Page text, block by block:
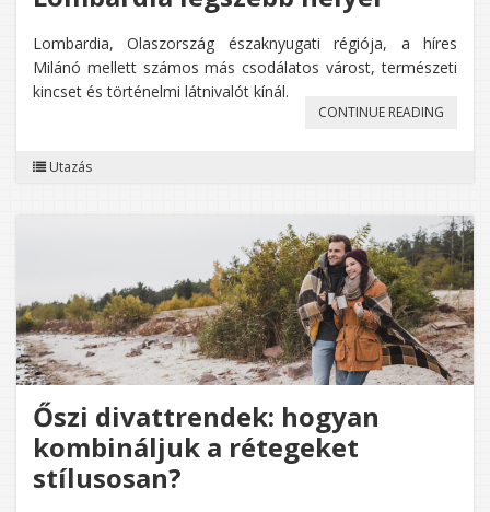
Lombardia, Olaszország északnyugati régiója, a híres
Milánó mellett számos más csodálatos várost, természeti
kincset és történelmi látnivalót kínál.
CONTINUE READING
Utazás
Őszi divattrendek: hogyan
kombináljuk a rétegeket
stílusosan?